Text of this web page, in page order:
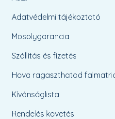
Adatvédelmi tájékoztató
Mosolygarancia
Szállítás és fizetés
Hova ragaszthatod
Kívánságlista
Rendelés követés